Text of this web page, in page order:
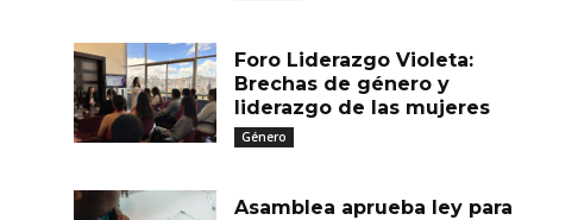
Foro Liderazgo Violeta:
Brechas de género y
liderazgo de las mujeres
Género
Asamblea aprueba ley para